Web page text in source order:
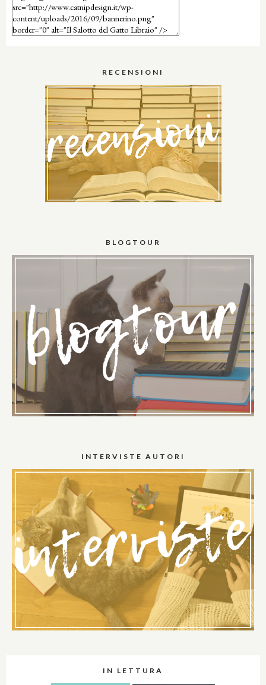
RECENSIONI
BLOGTOUR
INTERVISTE AUTORI
IN LETTURA